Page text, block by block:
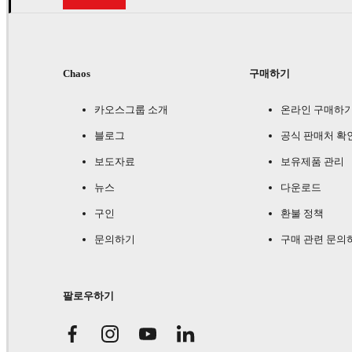
Chaos
카오스그룹 소개
블로그
보도자료
뉴스
구인
문의하기
구매하기
온라인 구매하
공식 판매처 확
보유제품 관리
다운로드
환불 정책
구매 관련 문의
팔로우하기